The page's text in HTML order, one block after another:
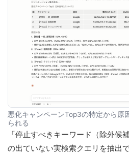
悪化キャンペーンTop3の特定から原
られる
「停止すべきキーワード（除外候
の出ていない実検索クエリを抽出で